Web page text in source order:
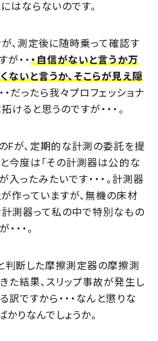
はならないのです。
、測定後に随時乗って確認す
が・・・自信がないと言うか万
ないと言うか、そこらが見え隠
・だったら我々プロフェッショナ
ると思うのですが・・・。
Fが、定期的な計測の委託を提
と今度は「その計測器は公的な
入ったみたいです・・・。計測器
作っていますが、無機の床材
測器って私の中で特別なもの
・・。
判断した摩擦測定器の摩擦測
た結果、スリップ事故が発生し
ですから・・・なんと懲りな
りなんでしょうか。